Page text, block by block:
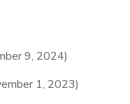
9, 2024)
1, 2023)